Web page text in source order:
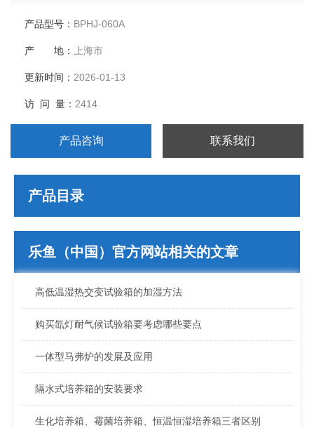
湿度波动度：无
内胆尺寸（mm）：400*380*450
外胆尺寸（mm）：650*1040*1650
产品型号： BPHJ-060A
产 地：上海市
更新时间：2026-01-13
访 问 量：2414
产品咨询 联系我们
产品目录
乐鱼（中国）官方网站相关的文章
高低温湿热交变试验箱的加湿方法
购买氙灯耐气候试验箱要考虑哪些要点
一体型马弗炉的发展及应用
隔水式培养箱的安装要求
生化培养箱、霉菌培养箱、恒温恒湿培养箱三者区别